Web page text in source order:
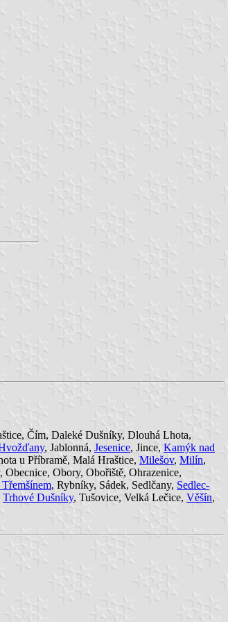
Čím, Daleké Dušníky, Dlouhá Lhota,
, Jablonná, Jesenice, Jince, Kamýk nad
u Příbramě, Malá Hraštice, Milešov, Milín,
Obecnice, Obory, Obořiště, Ohrazenice,
, Rybníky, Sádek, Sedlčany, Sedlec-
Trhové Dušníky, Tušovice, Velká Lečice, Věšín,